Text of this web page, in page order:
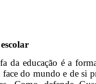
da educação é a
do mundo e de si